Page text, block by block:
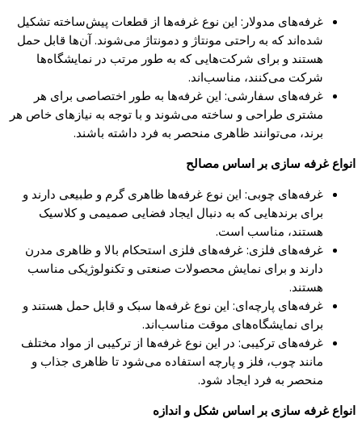
غرفه‌های مدولار: این نوع غرفه‌ها از قطعات پیش‌ساخته تشکیل
شده‌اند که به راحتی مونتاژ و دمونتاژ می‌شوند. آن‌ها قابل حمل
هستند و برای شرکت‌هایی که به طور مرتب در نمایشگاه‌ها
شرکت می‌کنند، مناسب‌اند.
غرفه‌های سفارشی: این غرفه‌ها به طور اختصاصی برای هر
مشتری طراحی و ساخته می‌شوند و با توجه به نیازهای خاص هر
برند، می‌توانند ظاهری منحصر به فرد داشته باشند.
انواع غرفه سازی بر اساس مصالح
غرفه‌های چوبی: این نوع غرفه‌ها ظاهری گرم و طبیعی دارند و
برای برندهایی که به دنبال ایجاد فضایی صمیمی و کلاسیک
هستند، مناسب است.
غرفه‌های فلزی: غرفه‌های فلزی استحکام بالا و ظاهری مدرن
دارند و برای نمایش محصولات صنعتی و تکنولوژیکی مناسب
هستند.
غرفه‌های پارچه‌ای: این نوع غرفه‌ها سبک و قابل حمل هستند و
برای نمایشگاه‌های موقت مناسب‌اند.
غرفه‌های ترکیبی: در این نوع غرفه‌ها از ترکیبی از مواد مختلف
مانند چوب، فلز و پارچه استفاده می‌شود تا ظاهری جذاب و
منحصر به فرد ایجاد شود.
انواع غرفه سازی بر اساس شکل و اندازه